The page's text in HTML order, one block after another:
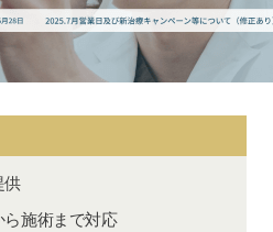
供
施術まで対応